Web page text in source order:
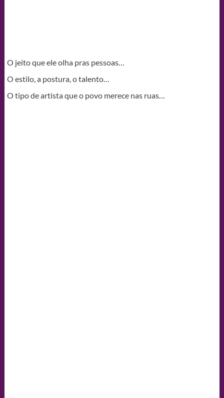
O jeito que ele olha pras pessoas…
O estilo, a postura, o talento…
O tipo de artista que o povo merece nas ruas…